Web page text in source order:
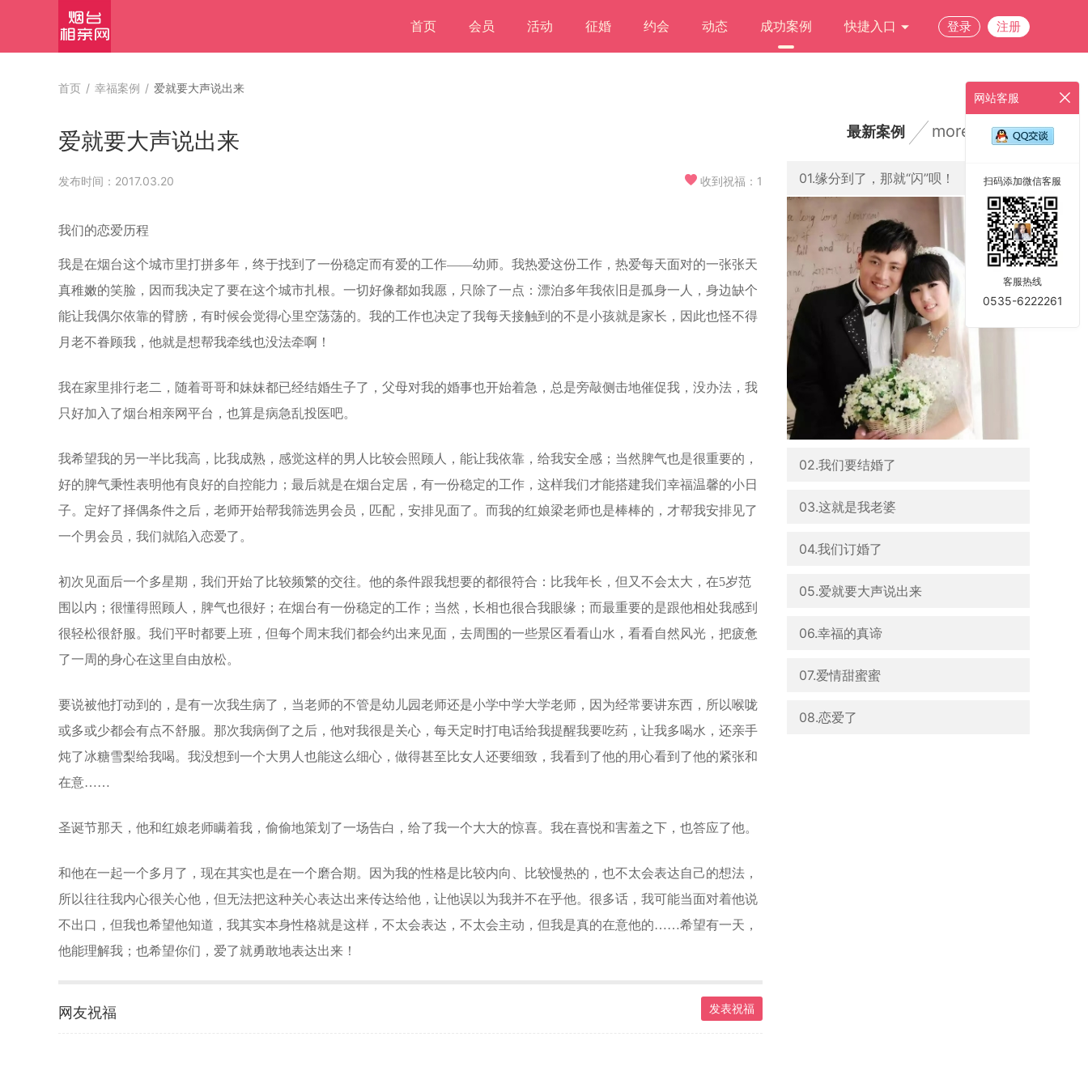
首页 会员 活动 征婚 约会 动态 成功案例 快捷入口 登录 注册
首页 / 幸福案例 / 爱就要大声说出来
爱就要大声说出来
发布时间：2017.03.20 收到祝福：1
我们的恋爱历程
我是在烟台这个城市里打拼多年，终于找到了一份稳定而有爱的工作——幼师。我热爱这份工作，热爱每天面对的一张张天
真稚嫩的笑脸，因而我决定了要在这个城市扎根。一切好像都如我愿，只除了一点：漂泊多年我依旧是孤身一人，身边缺个
能让我偶尔依靠的臂膀，有时候会觉得心里空荡荡的。我的工作也决定了我每天接触到的不是小孩就是家长，因此也怪不得
月老不眷顾我，他就是想帮我牵线也没法牵啊！
我在家里排行老二，随着哥哥和妹妹都已经结婚生子了，父母对我的婚事也开始着急，总是旁敲侧击地催促我，没办法，我
只好加入了烟台相亲网平台，也算是病急乱投医吧。
我希望我的另一半比我高，比我成熟，感觉这样的男人比较会照顾人，能让我依靠，给我安全感；当然脾气也是很重要的，
好的脾气秉性表明他有良好的自控能力；最后就是在烟台定居，有一份稳定的工作，这样我们才能搭建我们幸福温馨的小日
子。定好了择偶条件之后，老师开始帮我筛选男会员，匹配，安排见面了。而我的红娘梁老师也是棒棒的，才帮我安排见了
一个男会员，我们就陷入恋爱了。
初次见面后一个多星期，我们开始了比较频繁的交往。他的条件跟我想要的都很符合：比我年长，但又不会太大，在5岁范
围以内；很懂得照顾人，脾气也很好；在烟台有一份稳定的工作；当然，长相也很合我眼缘；而最重要的是跟他相处我感到
很轻松很舒服。我们平时都要上班，但每个周末我们都会约出来见面，去周围的一些景区看看山水，看看自然风光，把疲惫
了一周的身心在这里自由放松。
要说被他打动到的，是有一次我生病了，当老师的不管是幼儿园老师还是小学中学大学老师，因为经常要讲东西，所以喉咙
或多或少都会有点不舒服。那次我病倒了之后，他对我很是关心，每天定时打电话给我提醒我要吃药，让我多喝水，还亲手
炖了冰糖雪梨给我喝。我没想到一个大男人也能这么细心，做得甚至比女人还要细致，我看到了他的用心看到了他的紧张和
在意……
圣诞节那天，他和红娘老师瞒着我，偷偷地策划了一场告白，给了我一个大大的惊喜。我在喜悦和害羞之下，也答应了他。
和他在一起一个多月了，现在其实也是在一个磨合期。因为我的性格是比较内向、比较慢热的，也不太会表达自己的想法，
所以往往我内心很关心他，但无法把这种关心表达出来传达给他，让他误以为我并不在乎他。很多话，我可能当面对着他说
不出口，但我也希望他知道，我其实本身性格就是这样，不太会表达，不太会主动，但我是真的在意他的……希望有一天，
他能理解我；也希望你们，爱了就勇敢地表达出来！
网友祝福 发表祝福
最新案例 more
01.缘分到了，那就“闪”呗！
02.我们要结婚了
03.这就是我老婆
04.我们订婚了
05.爱就要大声说出来
06.幸福的真谛
07.爱情甜蜜蜜
08.恋爱了
网站客服
扫码添加微信客服
客服热线
0535-6222261